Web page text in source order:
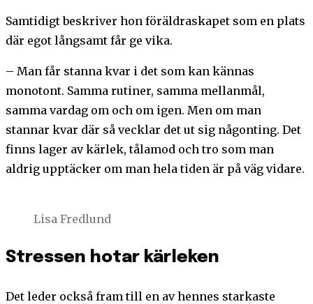
Samtidigt beskriver hon föräldraskapet som en plats
där egot långsamt får ge vika.
– Man får stanna kvar i det som kan kännas
monotont. Samma rutiner, samma mellanmål,
samma vardag om och om igen. Men om man
stannar kvar där så vecklar det ut sig någonting. Det
finns lager av kärlek, tålamod och tro som man
aldrig upptäcker om man hela tiden är på väg vidare.
Lisa Fredlund
Stressen hotar kärleken
Det leder också fram till en av hennes starkaste